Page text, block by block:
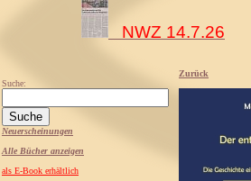
NWZ 14.7.26
Suche:
Neuerscheinungen
Alle Bücher anzeigen
als E-Book erhältlich
Zurück